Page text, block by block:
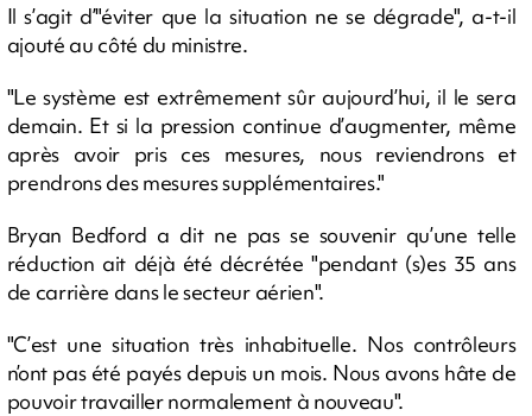
Il s’agit d’"éviter que la situation ne se dégrade", a-t-il
ajouté au côté du ministre.
"Le système est extrêmement sûr aujourd’hui, il le sera
demain. Et si la pression continue d’augmenter, même
après avoir pris ces mesures, nous reviendrons et
prendrons des mesures supplémentaires."
Bryan Bedford a dit ne pas se souvenir qu’une telle
réduction ait déjà été décrétée "pendant (s)es 35 ans
de carrière dans le secteur aérien".
"C’est une situation très inhabituelle. Nos contrôleurs
n’ont pas été payés depuis un mois. Nous avons hâte de
pouvoir travailler normalement à nouveau".